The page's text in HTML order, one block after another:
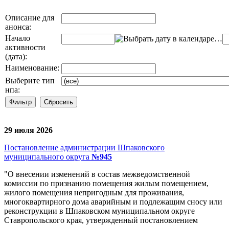
Описание для
анонса:
Начало
активности
(дата):
…
Наименование:
Выберите тип
нпа:
29 июля 2026
Постановление администрации Шпаковского
муниципального округа №945
"О внесении изменений в состав межведомственной
комиссии по признанию помещения жилым помещением,
жилого помещения непригодным для проживания,
многоквартирного дома аварийным и подлежащим сносу или
реконструкции в Шпаковском муниципальном округе
Ставропольского края, утвержденный постановлением